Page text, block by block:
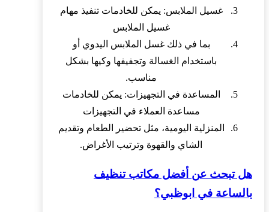
غسيل الملابس: يمكن للخادمات تنفيذ مهام
غسيل الملابس
بما في ذلك غسل الملابس اليدوي أو
باستخدام الغسالة وتجفيفها وكيها بشكل
مناسب.
المساعدة في التجهيزات: يمكن للخادمات
مساعدة العملاء في التجهيزات
المنزلية اليومية، مثل تحضير الطعام وتقديم
الشاي والقهوة وترتيب الأغراض.
هل تبحث عن أفضل مكاتب تنظيف
بالساعة في ابوظبي؟